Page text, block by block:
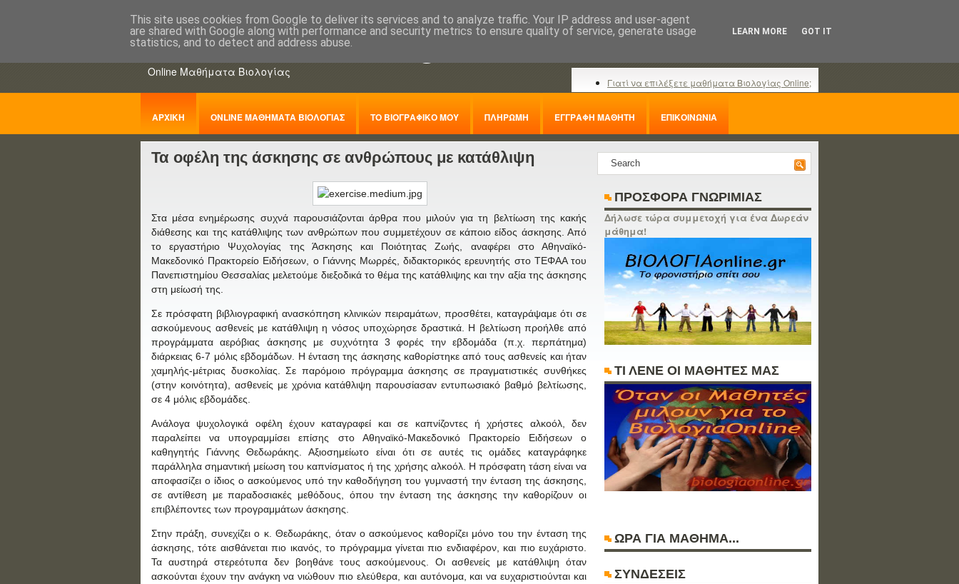
ΒΙΟΛΟΓΙΑonline.gr
Online Μαθήματα Βιολογίας
Γιατί να επιλέξετε μαθήματα Βιολογίας Online;
ΑΡΧΙΚΗ ONLINE ΜΑΘΗΜΑΤΑ ΒΙΟΛΟΓΙΑΣ ΤΟ ΒΙΟΓΡΑΦΙΚΟ ΜΟΥ ΠΛΗΡΩΜΗ ΕΓΓΡΑΦΗ ΜΑΘΗΤΗ ΕΠΙΚΟΙΝΩΝΙΑ
ΠΑΝΕΛΛΑΔΙΚΕΣ
Τα οφέλη της άσκησης σε ανθρώπους με κατάθλιψη
Στα μέσα ενημέρωσης συχνά παρουσιάζονται άρθρα που μιλούν για τη βελτίωση της κακής
διάθεσης και της κατάθλιψης των ανθρώπων που συμμετέχουν σε κάποιο είδος άσκησης. Από
το εργαστήριο Ψυχολογίας της Άσκησης και Ποιότητας Ζωής, αναφέρει στο Αθηναϊκό-
Μακεδονικό Πρακτορείο Ειδήσεων, ο Γιάννης Μωρρές, διδακτορικός ερευνητής στο ΤΕΦΑΑ του
Πανεπιστημίου Θεσσαλίας μελετούμε διεξοδικά το θέμα της κατάθλιψης και την αξία της άσκησης
στη μείωσή της.
Σε πρόσφατη βιβλιογραφική ανασκόπηση κλινικών πειραμάτων, προσθέτει, καταγράψαμε ότι σε
ασκούμενους ασθενείς με κατάθλιψη η νόσος υποχώρησε δραστικά. Η βελτίωση προήλθε από
προγράμματα αερόβιας άσκησης με συχνότητα 3 φορές την εβδομάδα (π.χ. περπάτημα)
διάρκειας 6-7 μόλις εβδομάδων. Η ένταση της άσκησης καθορίστηκε από τους ασθενείς και ήταν
χαμηλής-μέτριας δυσκολίας. Σε παρόμοιο πρόγραμμα άσκησης σε πραγματιστικές συνθήκες
(στην κοινότητα), ασθενείς με χρόνια κατάθλιψη παρουσίασαν εντυπωσιακό βαθμό βελτίωσης,
σε 4 μόλις εβδομάδες.
Ανάλογα ψυχολογικά οφέλη έχουν καταγραφεί και σε καπνίζοντες ή χρήστες αλκοόλ, δεν
παραλείπει να υπογραμμίσει επίσης στο Αθηναϊκό-Μακεδονικό Πρακτορείο Ειδήσεων ο
καθηγητής Γιάννης Θεδωράκης. Αξιοσημείωτο είναι ότι σε αυτές τις ομάδες καταγράφηκε
παράλληλα σημαντική μείωση του καπνίσματος ή της χρήσης αλκοόλ. Η πρόσφατη τάση είναι να
αποφασίζει ο ίδιος ο ασκούμενος υπό την καθοδήγηση του γυμναστή την ένταση της άσκησης,
σε αντίθεση με παραδοσιακές μεθόδους, όπου την ένταση της άσκησης την καθορίζουν οι
επιβλέποντες των προγραμμάτων άσκησης.
Στην πράξη, συνεχίζει ο κ. Θεδωράκης, όταν ο ασκούμενος καθορίζει μόνο του την ένταση της
άσκησης, τότε αισθάνεται πιο ικανός, το πρόγραμμα γίνεται πιο ενδιαφέρον, και πιο ευχάριστο.
Τα αυστηρά στερεότυπα δεν βοηθάνε τους ασκούμενους. Οι ασθενείς με κατάθλιψη όταν
ασκούνται έχουν την ανάγκη να νιώθουν πιο ελεύθερα, και αυτόνομα, και να ευχαριστιούνται και
ΠΡΟΣΦΟΡΑ ΓΝΩΡΙΜΙΑΣ
Δήλωσε τώρα συμμετοχή για ένα Δωρεάν
μάθημα!
ΤΙ ΛΕΝΕ ΟΙ ΜΑΘΗΤΕΣ ΜΑΣ
ΩΡΑ ΓΙΑ ΜΑΘΗΜΑ...
ΣΥΝΔΕΣΕΙΣ
This site uses cookies from Google to deliver its services and to analyze traffic. Your IP address and user-agent
are shared with Google along with performance and security metrics to ensure quality of service, generate usage
statistics, and to detect and address abuse.
LEARN MORE GOT IT